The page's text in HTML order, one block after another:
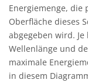
Energiemenge, die
Oberfläche dieses
abgegeben wird.
Wellenlänge und
maximale
in diesem